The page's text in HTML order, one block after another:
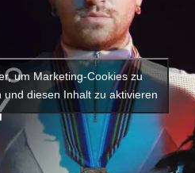
um Marketing-Cookies zu
und diesen Inhalt zu aktivieren